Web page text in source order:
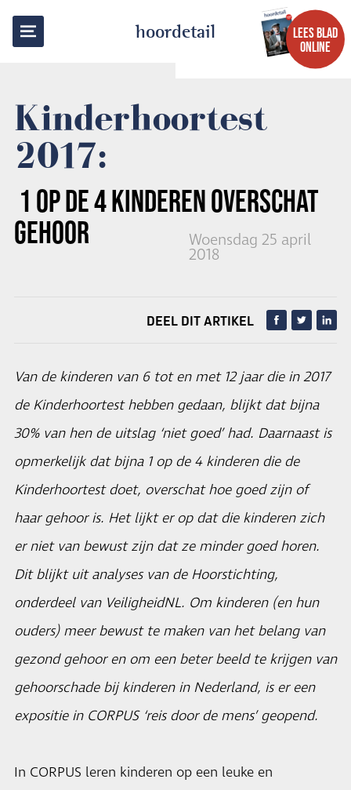
hoordetail
LEES BLAD
ONLINE
Kinderhoortest
2017:
1 OP DE 4 KINDERENOVERSCHAT
GEHOOR
Woensdag 25 april
2018
TERUG NAAR OVERZICHT
DEEL DIT ARTIKEL
Van de kinderen van 6 tot en met 12 jaar die in 2017
de Kinderhoortest hebben gedaan, blijkt dat bijna
30% van hen de uitslag ‘niet goed’ had. Daarnaast is
opmerkelijk dat bijna 1 op de 4 kinderen die de
Kinderhoortest doet, overschat hoe goed zijn of
haar gehoor is. Het lijkt er op dat die kinderen zich
er niet van bewust zijn dat ze minder goed horen.
Dit blijkt uit analyses van de Hoorstichting,
onderdeel van VeiligheidNL. Om kinderen (en hun
ouders) meer bewust te maken van het belang van
gezond gehoor en om een beter beeld te krijgen van
gehoorschade bij kinderen in Nederland, is er een
expositie in CORPUS ‘reis door de mens’ geopend.
In CORPUS leren kinderen op een leuke en